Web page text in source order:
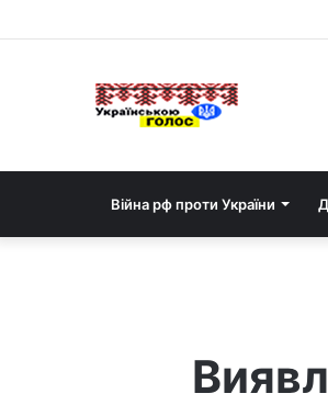
Війна рф проти України